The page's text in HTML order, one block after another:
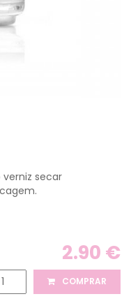
secar
2.90 €
COMPRAR